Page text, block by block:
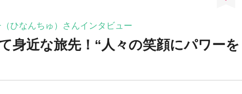
ひなんちゅ）さんインタビュー
身近な旅先！“人々の笑顔にパワーを